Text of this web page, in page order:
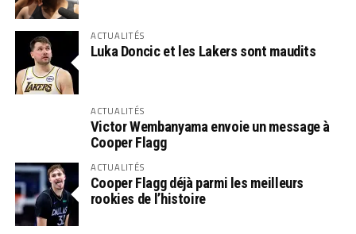
ACTUALITÉS
Luka Doncic et les Lakers sont maudits
ACTUALITÉS
Victor Wembanyama envoie un message à
Cooper Flagg
ACTUALITÉS
Cooper Flagg déjà parmi les meilleurs
rookies de l’histoire